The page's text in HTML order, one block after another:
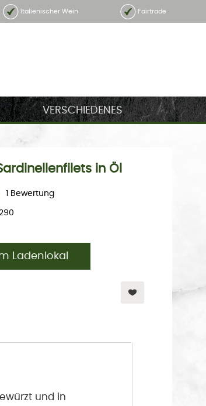
Italienischer Wein Fairtrade
VERSCHIEDENES
in Öl
1 Bewertung
Ladenlokal
und in